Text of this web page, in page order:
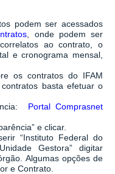
podem ser acessados
, onde podem ser
ao contrato, o
e cronograma mensal,
os contratos do IFAM
basta efetuar o
Portal Comprasnet
e clicar.
“Instituto Federal do
Gestora” digitar
Algumas opções de
e Contrato.